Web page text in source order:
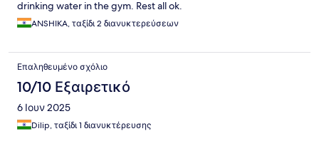
drinking water in the gym. Rest all ok.
ANSHIKA, ταξίδι 2 διανυκτερεύσεων
Επαληθευμένο σχόλιο
10/10 Εξαιρετικό
6 Ιουν 2025
Dilip, ταξίδι 1 διανυκτέρευσης